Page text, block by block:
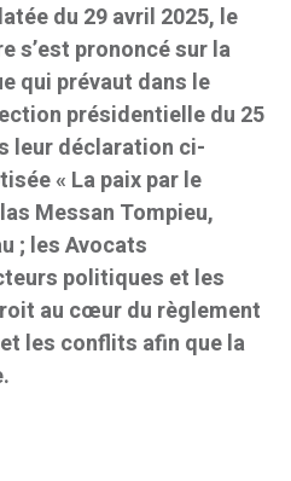
du 29 avril 2025, le
s’est prononcé sur la
qui prévaut dans le
présidentielle du 25
leur déclaration ci-
« La paix par le
Messan Tompieu,
; les Avocats
politiques et les
au cœur du règlement
les conflits afin que la